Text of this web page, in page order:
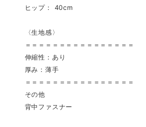
ヒップ： 40cm
〈生地感〉
＝＝＝＝＝＝＝＝＝＝＝＝＝＝＝＝
伸縮性：あり
厚み：薄手
＝＝＝＝＝＝＝＝＝＝＝＝＝＝＝＝
その他
背中ファスナー